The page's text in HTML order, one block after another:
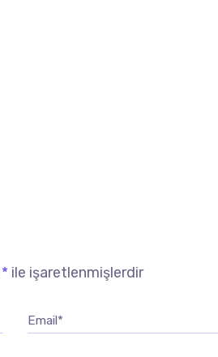
* ile işaretlenmişlerdir
Email*